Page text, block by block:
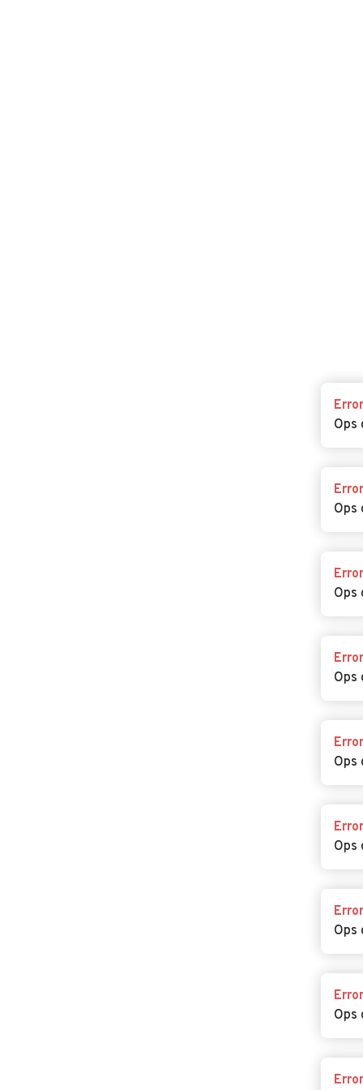
Error
Ops
Error
Ops
Error
Ops
Error
Ops
Error
Ops
Error
Ops
Error
Ops
Error
Ops
Error